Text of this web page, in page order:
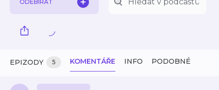
ODEBÍRAT
EPIZODY 5 KOMENTÁŘE INFO PODOBNÉ